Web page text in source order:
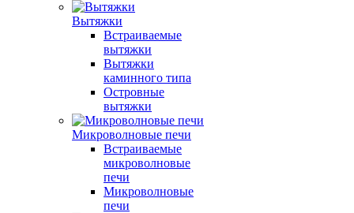
Вытяжки
Встраиваемые
вытяжки
Вытяжки
каминного типа
Островные
вытяжки
Микроволновые печи
Встраиваемые
микроволновые
печи
Микроволновые
печи